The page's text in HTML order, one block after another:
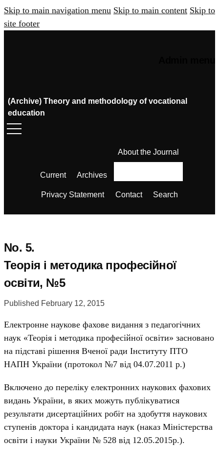
Skip to main navigation menu Skip to main content Skip to
site footer
(Archive) Theory and methodology of vocational
education
Current Archives
About the Journal
Privacy Statement Contact Search
No. 5.
Теорія і методика професійної
освіти, №5
Published February 12, 2015
Електронне наукове фахове видання з педагогічних
наук «Теорія і методика професійної освіти» засновано
на підставі рішення Вченої ради Інституту ПТО
НАПН України (протокол №7 від 04.07.2011 р.)
Включено до переліку електронних наукових фахових
видань України, в яких можуть публікуватися
результати дисертаційних робіт на здобуття наукових
ступенів доктора і кандидата наук (наказ Міністерства
освіти і науки України № 528 від 12.05.2015р.).